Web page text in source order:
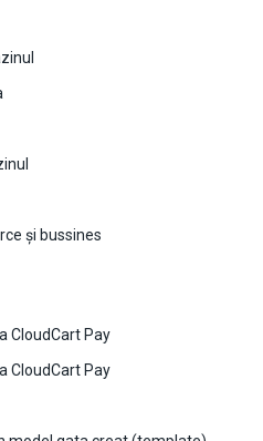
și bussines
CloudCart Pay
CloudCart Pay